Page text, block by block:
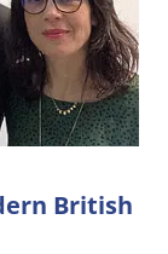
British